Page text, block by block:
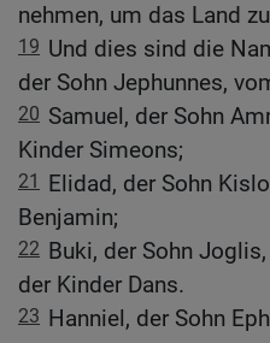
nehmen, um das Land
19 Und dies sind die
der Sohn Jephunnes,
20 Samuel, der Sohn
Kinder Simeons;
21
Elidad, der Sohn
Benjamin;
22 Buki, der Sohn
der Kinder Dans.
23 Hanniel, der Sohn